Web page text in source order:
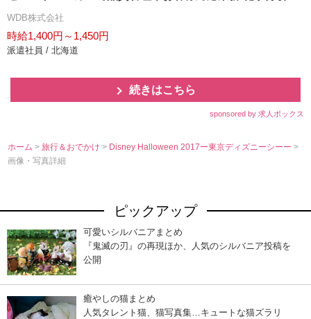
WDB株式会社
時給1,400円～1,450円
派遣社員 / 北海道
続きはこちら
sponsored by 求人ボックス
ホーム >旅行＆おでかけ> Disney Halloween 2017ー東京ディズニーシーー>
画像・写真詳細
ピックアップ
可愛いシルバニアまとめ
『鬼滅の刃』の再現ほか、人気のシルバニア投稿を
公開
癒やしの猫まとめ
人気タレント猫、猫写真集…キュートな猫ズラリ